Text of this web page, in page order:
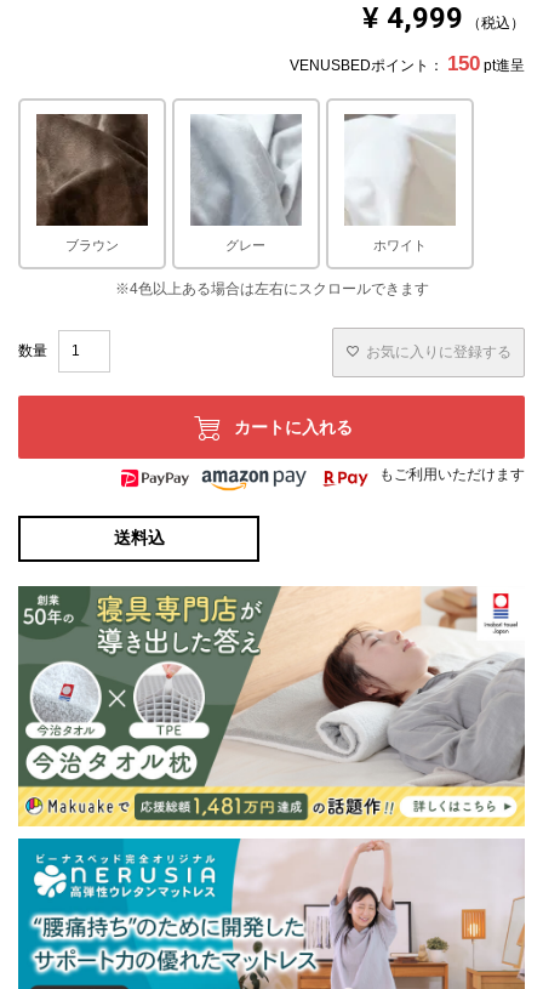
¥ 4,999 税込
VENUSBEDポイント： 150 pt進呈
ブラウン グレー ホワイト
お気に入りに登録する
カートに入れる
もご利用いただけます
送料込